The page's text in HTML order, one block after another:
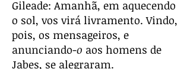
Gileade: Amanhã, em aquecendo
o sol, vos virá livramento. Vindo,
pois, os mensageiros, e
anunciando-o aos homens de
Jabes, se alegraram.